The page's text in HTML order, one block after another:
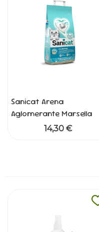
Sanicat Arena
Aglomerante Marsella
Oxigen 10L14,30 €